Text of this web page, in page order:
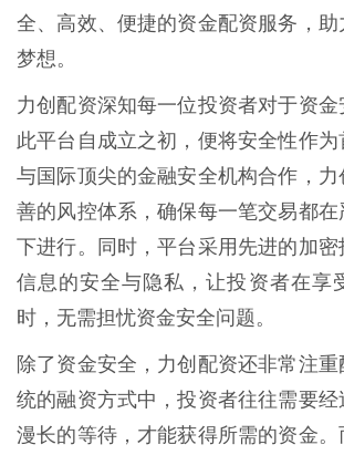
全、高效、便捷的资金配资服务，助
梦想。
力创配资深知每一位投资者对于资金
此平台自成立之初，便将安全性作
与国际顶尖的金融安全机构合作，
善的风控体系，确保每一笔交易都在
下进行。同时，平台采用先进的加
信息的安全与隐私，让投资者在享
时，无需担忧资金安全问题。
除了资金安全，力创配资还非常注
统的融资方式中，投资者往往需要经
漫长的等待，才能获得所需的资金